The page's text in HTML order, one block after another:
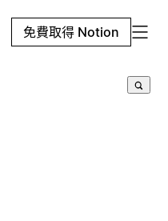
免費取得 Notion